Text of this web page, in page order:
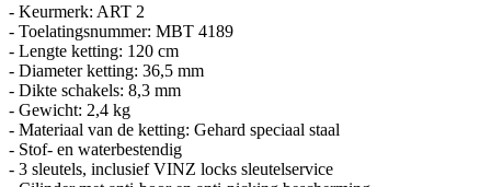
- Keurmerk: ART 2
- Toelatingsnummer: MBT 4189
- Lengte ketting: 120 cm
- Diameter ketting: 36,5 mm
- Dikte schakels: 8,3 mm
- Gewicht: 2,4 kg
- Materiaal van de ketting: Gehard speciaal staal
- Stof- en waterbestendig
- 3 sleutels, inclusief VINZ locks sleutelservice